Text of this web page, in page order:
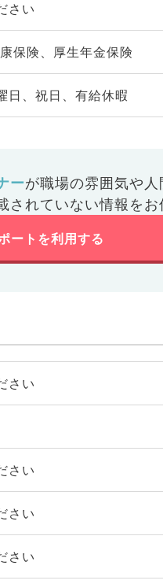
さい
保険、厚生年金保険
日、祝日、有給休暇
ーが職場の雰囲気や人
されていない情報をお
ートを利用する
さい
さい
さい
さい